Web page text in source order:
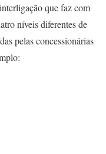
que faz com
níveis diferentes de
pelas concessionárias